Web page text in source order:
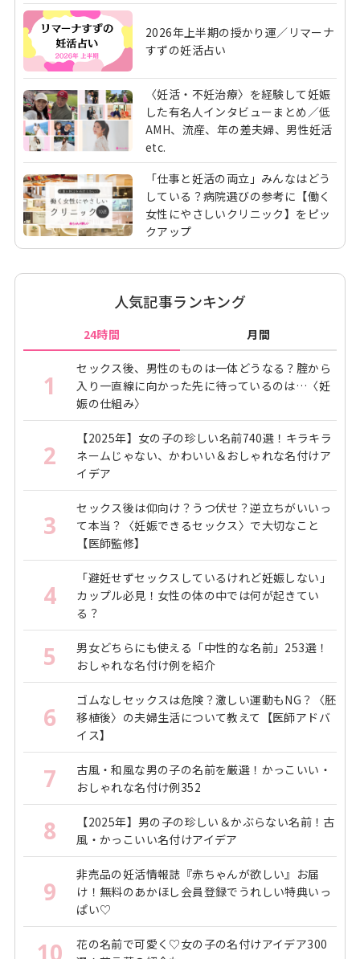
2026年上半期の授かり運／リマーナ
すずの妊活占い
〈妊活・不妊治療〉を経験して妊娠
した有名人インタビューまとめ／低
AMH、流産、年の差夫婦、男性妊活
etc.
「仕事と妊活の両立」みんなはどう
している？病院選びの参考に【働く
女性にやさしいクリニック】をピッ
クアップ
人気記事ランキング
24時間 月間
1
セックス後、男性のものは一体どうなる？腟から
入り一直線に向かった先に待っているのは…〈妊
娠の仕組み〉
2
【2025年】女の子の珍しい名前740選！キラキラ
ネームじゃない、かわいい＆おしゃれな名付けア
イデア
3
セックス後は仰向け？うつ伏せ？逆立ちがいいっ
て本当？〈妊娠できるセックス〉で大切なこと
【医師監修】
4
「避妊せずセックスしているけれど妊娠しない」
カップル必見！女性の体の中では何が起きてい
る？
5
男女どちらにも使える「中性的な名前」253選！
おしゃれな名付け例を紹介
6
ゴムなしセックスは危険？激しい運動もNG？〈胚
移植後〉の夫婦生活について教えて【医師アドバ
イス】
7
古風・和風な男の子の名前を厳選！かっこいい・
おしゃれな名付け例352
8
【2025年】男の子の珍しい＆かぶらない名前！古
風・かっこいい名付けアイデア
9
非売品の妊活情報誌『赤ちゃんが欲しい』お届
け！無料のあかほし会員登録でうれしい特典いっ
ぱい♡
花の名前で可愛く♡女の子の名付けアイデア300